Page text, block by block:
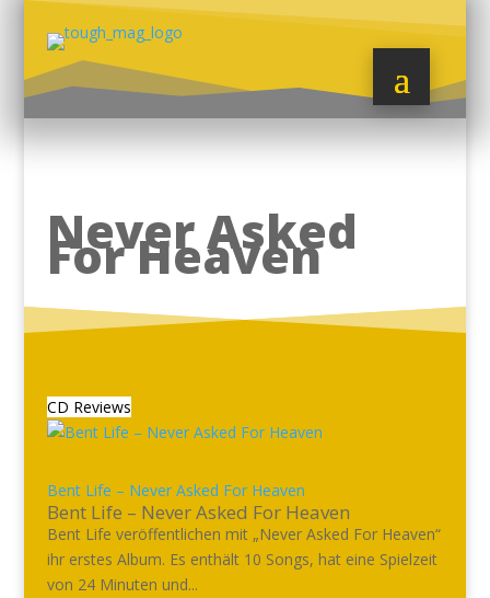
Never Asked
For Heaven
CD Reviews
Bent Life – Never Asked For Heaven
Bent Life – Never Asked For Heaven
Bent Life veröffentlichen mit „Never Asked For Heaven“
ihr erstes Album. Es enthält 10 Songs, hat eine Spielzeit
von 24 Minuten und...